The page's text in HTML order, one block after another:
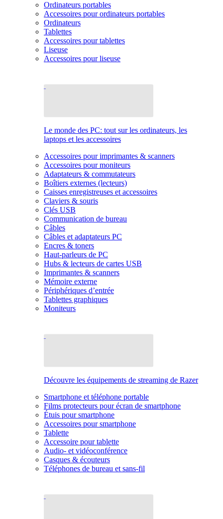
Ordinateurs portables
Accessoires pour ordinateurs portables
Ordinateurs
Tablettes
Accessoires pour tablettes
Liseuse
Accessoires pour liseuse
Le monde des PC: tout sur les ordinateurs, les
laptops et les accessoires
Accessoires pour imprimantes & scanners
Accessoires pour moniteurs
Adaptateurs & commutateurs
Boîtiers externes (lecteurs)
Caisses enregistreuses et accessoires
Claviers & souris
Clés USB
Communication de bureau
Câbles
Câbles et adaptateurs PC
Encres & toners
Haut-parleurs de PC
Hubs & lecteurs de cartes USB
Imprimantes & scanners
Mémoire externe
Périphériques d’entrée
Tablettes graphiques
Moniteurs
Découvre les équipements de streaming de Razer
Smartphone et téléphone portable
Films protecteurs pour écran de smartphone
Étuis pour smartphone
Accessoires pour smartphone
Tablette
Accessoire pour tablette
Audio- et vidéoconférence
Casques & écouteurs
Téléphones de bureau et sans-fil